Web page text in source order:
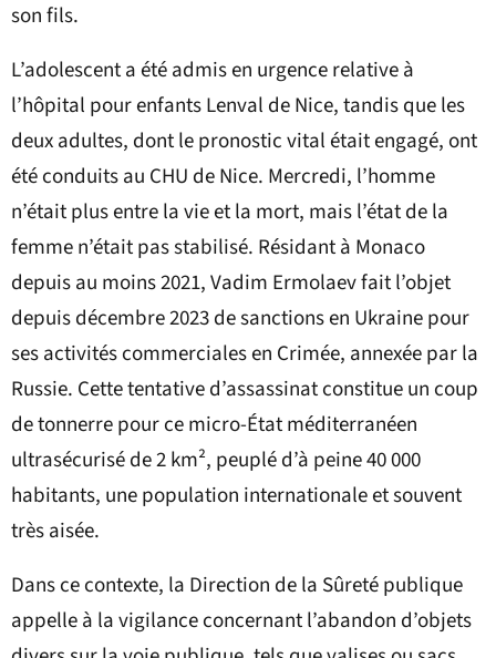
son fils.
L’adolescent a été admis en urgence relative à
l’hôpital pour enfants Lenval de Nice, tandis que les
deux adultes, dont le pronostic vital était engagé, ont
été conduits au CHU de Nice. Mercredi, l’homme
n’était plus entre la vie et la mort, mais l’état de la
femme n’était pas stabilisé. Résidant à Monaco
depuis au moins 2021, Vadim Ermolaev fait l’objet
depuis décembre 2023 de sanctions en Ukraine pour
ses activités commerciales en Crimée, annexée par la
Russie. Cette tentative d’assassinat constitue un coup
de tonnerre pour ce micro-État méditerranéen
ultrasécurisé de 2 km², peuplé d’à peine 40 000
habitants, une population internationale et souvent
très aisée.
Dans ce contexte, la Direction de la Sûreté publique
appelle à la vigilance concernant l’abandon d’objets